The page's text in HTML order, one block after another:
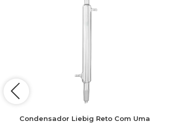
Condensador Liebig Reto Com Uma